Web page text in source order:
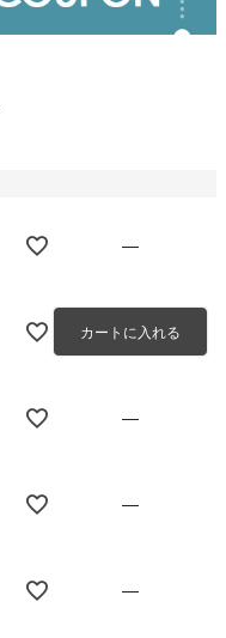
—
カートに入れる
—
—
—